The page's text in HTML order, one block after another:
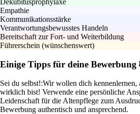
Dekubitusprophylaxe
Empathie
Kommunikationsstärke
Verantwortungsbewusstes Handeln
Bereitschaft zur Fort- und Weiterbildung
Führerschein (wünschenswert)
Einige Tipps für deine Bewerbung
Sei du selbst!:Wir wollen dich kennenlernen,
wirklich bist! Verwende eine persönliche
Leidenschaft für die Altenpflege zum
Bewerbung authentisch und ansprechend.